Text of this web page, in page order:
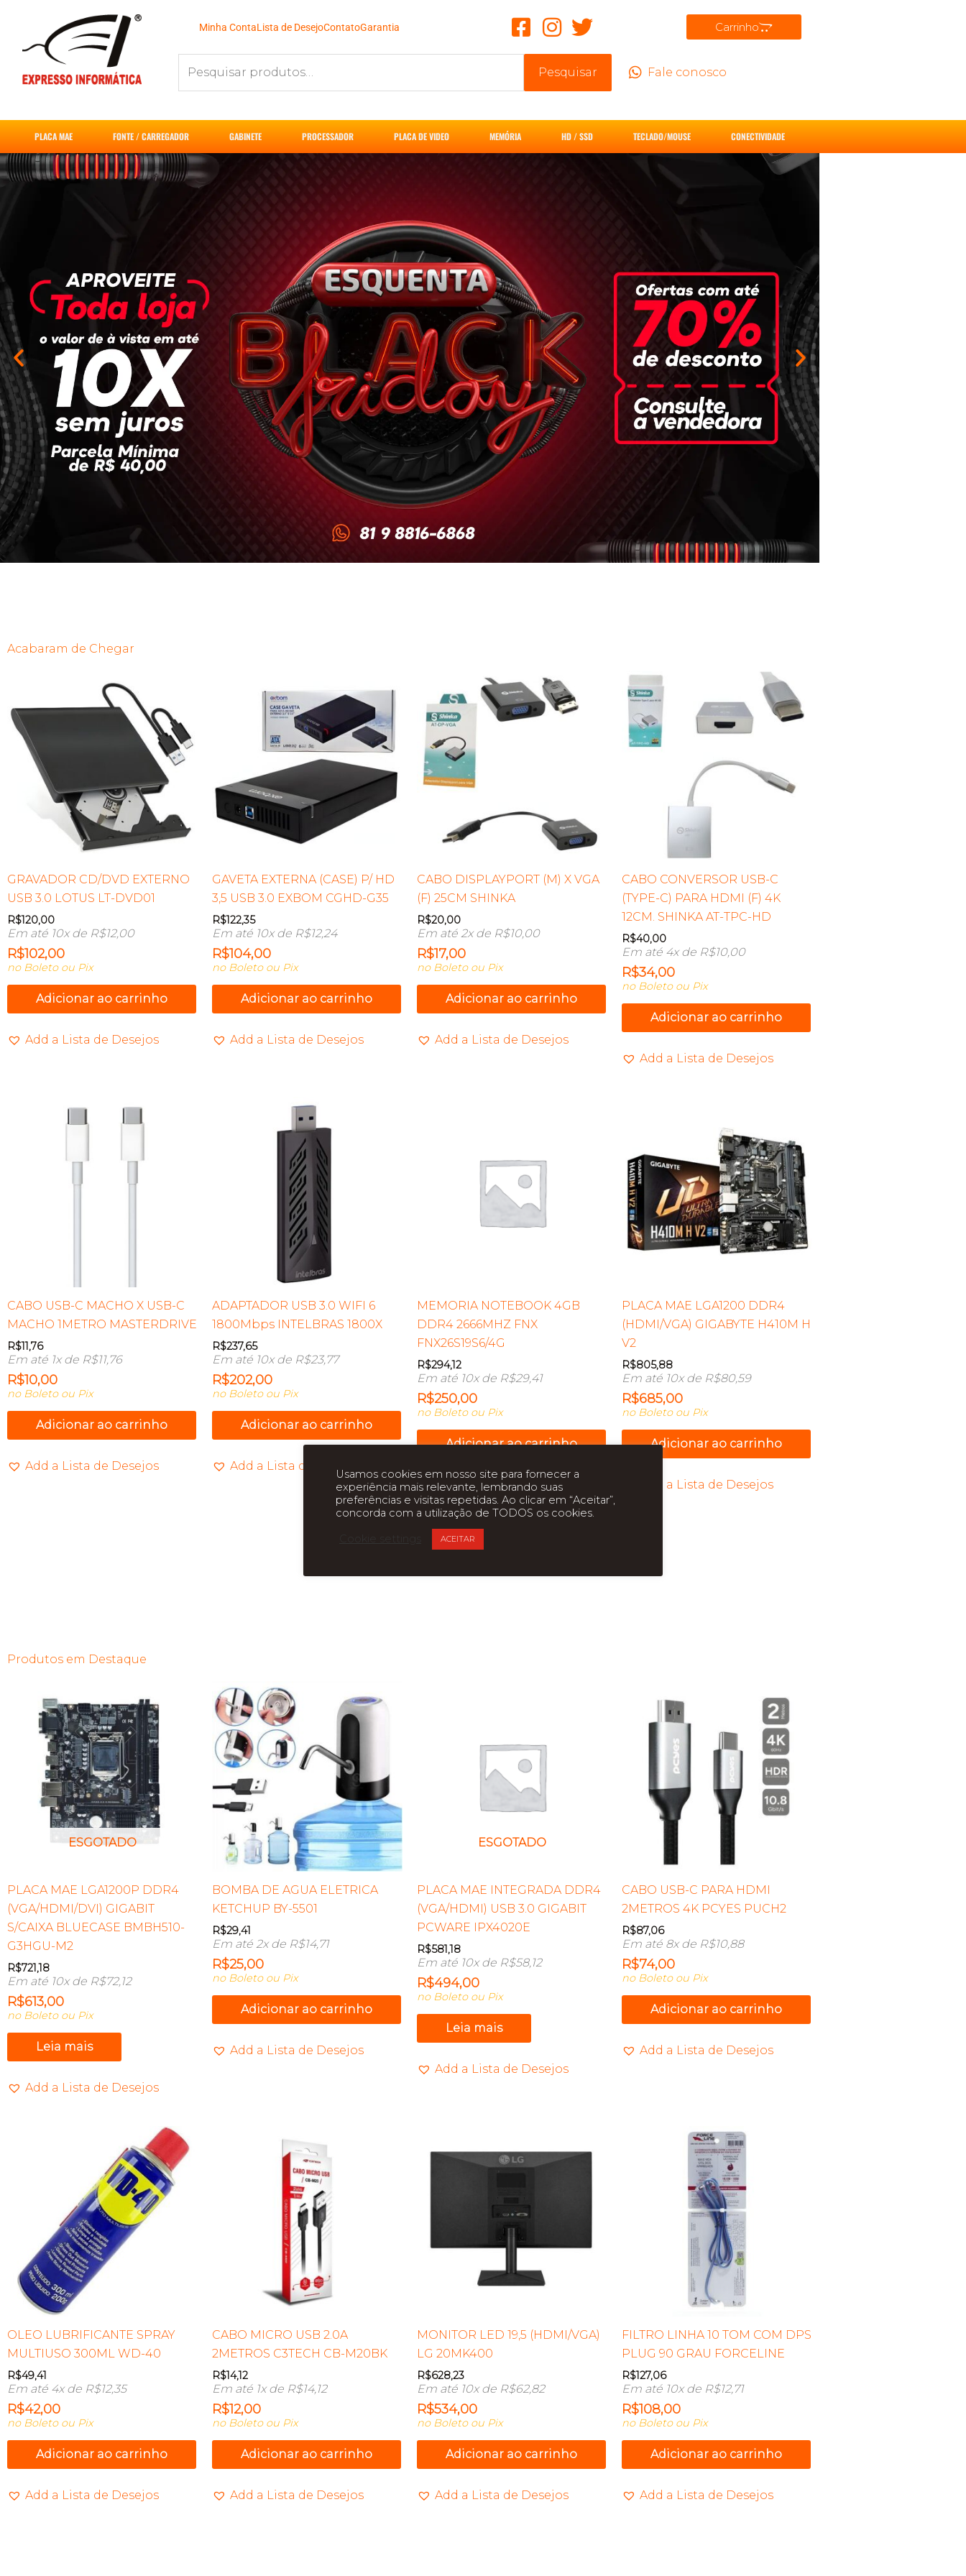
conteúdo
Minha ContaLista de DesejoContatoGarantia Carrinho
por:
Pesquisar Fale conosco
PLACA MAE FONTE / CARREGADOR GABINETE PROCESSADOR PLACA DE VIDEO MEMÓRIA HD / SSD TECLADO/MOUSE CONECTIVIDADE
Acabaram de Chegar
GRAVADOR CD/DVD EXTERNO
USB 3.0 LOTUS LT-DVD01
R$120,00
Em até 10x de R$12,00
R$102,00
no Boleto ou Pix
Adicionar ao carrinho
Add a Lista de Desejos
GAVETA EXTERNA (CASE) P/ HD
3,5 USB 3.0 EXBOM CGHD-G35
R$122,35
Em até 10x de R$12,24
R$104,00
no Boleto ou Pix
Adicionar ao carrinho
Add a Lista de Desejos
CABO DISPLAYPORT (M) X VGA
(F) 25CM SHINKA
R$20,00
Em até 2x de R$10,00
R$17,00
no Boleto ou Pix
Adicionar ao carrinho
Add a Lista de Desejos
CABO CONVERSOR USB-C
(TYPE-C) PARA HDMI (F) 4K
12CM. SHINKA AT-TPC-HD
R$40,00
Em até 4x de R$10,00
R$34,00
no Boleto ou Pix
Adicionar ao carrinho
Add a Lista de Desejos
CABO USB-C MACHO X USB-C
MACHO 1METRO MASTERDRIVE
R$11,76
Em até 1x de R$11,76
R$10,00
no Boleto ou Pix
Adicionar ao carrinho
Add a Lista de Desejos
ADAPTADOR USB 3.0 WIFI 6
1800Mbps INTELBRAS 1800X
R$237,65
Em até 10x de R$23,77
R$202,00
no Boleto ou Pix
Adicionar ao carrinho
Add a Lista de Desejos
MEMORIA NOTEBOOK 4GB
DDR4 2666MHZ FNX
FNX26S19S6/4G
R$294,12
Em até 10x de R$29,41
R$250,00
no Boleto ou Pix
Adicionar ao carrinho
Add a Lista de Desejos
PLACA MAE LGA1200 DDR4
(HDMI/VGA) GIGABYTE H410M H
V2
R$805,88
Em até 10x de R$80,59
R$685,00
no Boleto ou Pix
Adicionar ao carrinho
Add a Lista de Desejos
Produtos em Destaque
ESGOTADO
PLACA MAE LGA1200P DDR4
(VGA/HDMI/DVI) GIGABIT
S/CAIXA BLUECASE BMBH510-
G3HGU-M2
R$721,18
Em até 10x de R$72,12
R$613,00
no Boleto ou Pix
Leia mais
Add a Lista de Desejos
BOMBA DE AGUA ELETRICA
KETCHUP BY-5501
R$29,41
Em até 2x de R$14,71
R$25,00
no Boleto ou Pix
Adicionar ao carrinho
Add a Lista de Desejos
ESGOTADO
PLACA MAE INTEGRADA DDR4
(VGA/HDMI) USB 3.0 GIGABIT
PCWARE IPX4020E
R$581,18
Em até 10x de R$58,12
R$494,00
no Boleto ou Pix
Leia mais
Add a Lista de Desejos
CABO USB-C PARA HDMI
2METROS 4K PCYES PUCH2
R$87,06
Em até 8x de R$10,88
R$74,00
no Boleto ou Pix
Adicionar ao carrinho
Add a Lista de Desejos
OLEO LUBRIFICANTE SPRAY
MULTIUSO 300ML WD-40
R$49,41
Em até 4x de R$12,35
R$42,00
no Boleto ou Pix
Adicionar ao carrinho
Add a Lista de Desejos
CABO MICRO USB 2.0A
2METROS C3TECH CB-M20BK
R$14,12
Em até 1x de R$14,12
R$12,00
no Boleto ou Pix
Adicionar ao carrinho
Add a Lista de Desejos
MONITOR LED 19,5 (HDMI/VGA)
LG 20MK400
R$628,23
Em até 10x de R$62,82
R$534,00
no Boleto ou Pix
Adicionar ao carrinho
Add a Lista de Desejos
FILTRO LINHA 10 TOM COM DPS
PLUG 90 GRAU FORCELINE
R$127,06
Em até 10x de R$12,71
R$108,00
no Boleto ou Pix
Adicionar ao carrinho
Add a Lista de Desejos
Usamos cookies em nosso site para fornecer a
experiência mais relevante, lembrando suas
preferências e visitas repetidas. Ao clicar em “Aceitar”,
concorda com a utilização de TODOS os cookies.
ACEITAR